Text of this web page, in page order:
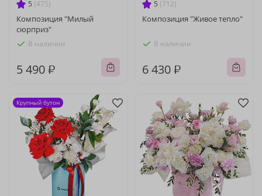
5 (475)
Композиция "Милый
сюрприз"
В наличии
5 490 ₽
5 (712)
Композиция "Живое тепло"
В наличии
6 430 ₽
Крупный бутон